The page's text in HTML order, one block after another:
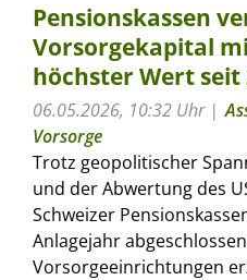
Pensionskassen
Vorsorgekapital
höchster Wert seit
06.05.2026, 10:32 Uhr
Vorsorge
Trotz geopolitischer
und der Abwertung des
Schweizer
Anlagejahr
Vorsorgeeinrichtungen